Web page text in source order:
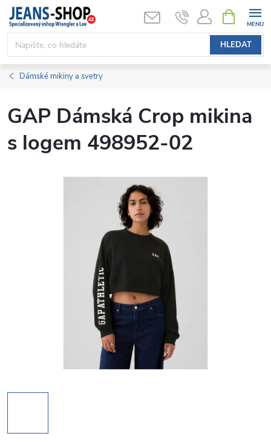
Přejít
obsah
HLEDAT
NÁKUPNÍ
KOŠÍK
Dámské mikiny a svetry
GAP Dámská Crop mikina
s logem 498952-02